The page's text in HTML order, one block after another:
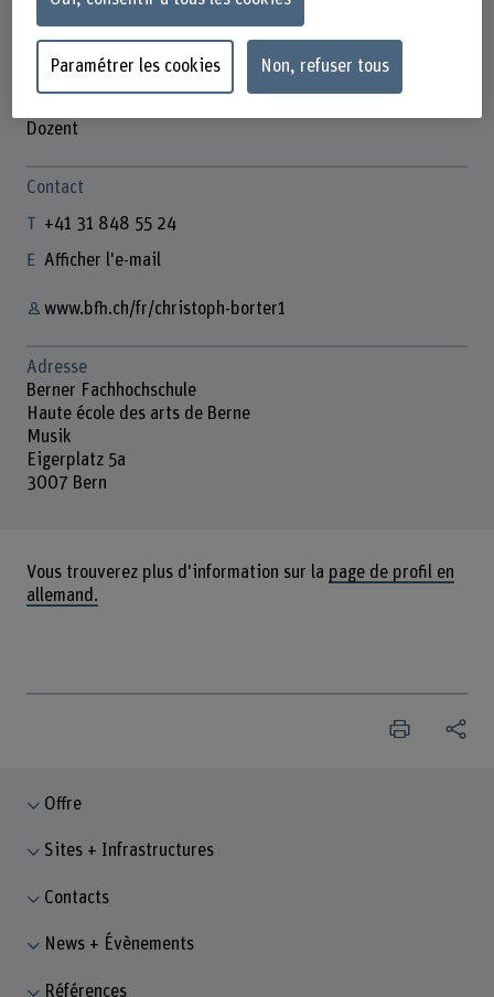
Dozent
Contact
+41 31 848 55 24
Afficher l'e-mail
www.bfh.ch/fr/christoph-borter1
Adresse
Berner Fachhochschule
Haute école des arts de Berne
Musik
Eigerplatz 5a
3007 Bern
Vous trouverez plus d'information sur la page de profil en
allemand.
Offre
Sites + Infrastructures
Contacts
News + Évènements
Références
Paramétrer les cookies Non, refuser tous